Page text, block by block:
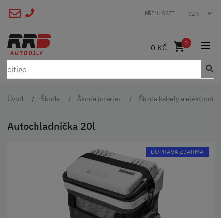
PŘIHLÁSIT
0 KČ 0
Úvod Škoda Škoda interier Škoda kabely a elektronika
Autochladnička 20l
DOPRAVA ZDARMA